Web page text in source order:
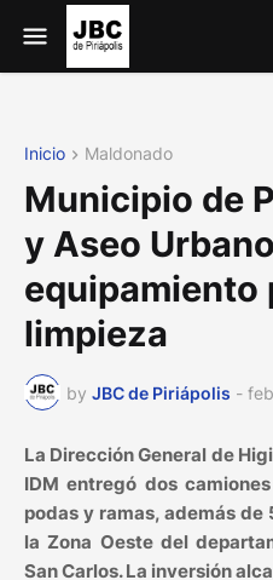
Inicio Maldonado
Municipio de
y Aseo
equipamiento
limpieza
by JBC de Piriápolis -
La Dirección General de
IDM entregó dos
podas y ramas, además
la Zona Oeste del
San Carlos. La inversión